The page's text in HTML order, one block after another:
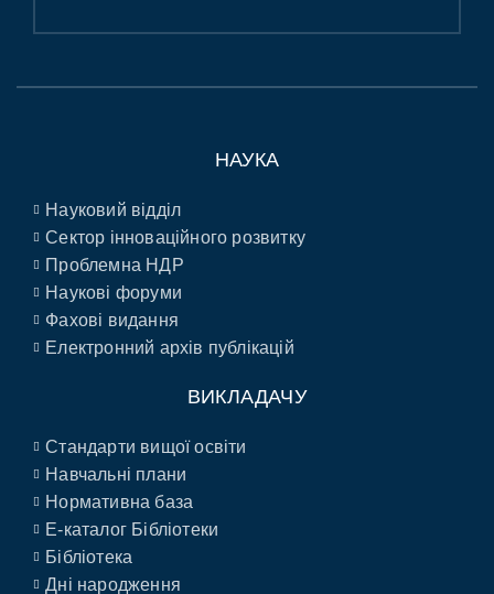
НАУКА
Науковий відділ
Сектор інноваційного розвитку
Проблемна НДР
Наукові форуми
Фахові видання
Електронний архів публікацій
ВИКЛАДАЧУ
Стандарти вищої освіти
Навчальні плани
Нормативна база
E-каталог Бібліотеки
Бібліотека
Дні народження